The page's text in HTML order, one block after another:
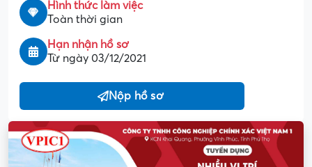
Hình thức làm việc
Toàn thời gian
Hạn nhận hồ sơ
Từ ngày 03/12/2021
Nộp hồ sơ